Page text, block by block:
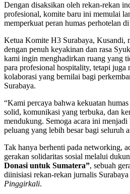
Dengan disaksikan oleh rekan-rekan
profesional, komite baru ini memulai
memperkuat peran humas perhotelan
Ketua Komite H3 Surabaya, Kusandi,
dengan penuh keyakinan dan rasa
kami ingin menghadirkan ruang yang
para profesional hospitality, tetapi juga
kolaborasi yang bernilai bagi
Surabaya.
“Kami percaya bahwa kekuatan
solid, komunikasi yang terbuka, dan
mendukung. Semoga acara ini
peluang yang lebih besar bagi seluruh
Tak hanya berhenti pada networking,
gerakan solidaritas sosial melalui
Donasi untuk Sumatera”, sebuah
diinisiasi rekan-rekan jurnalis
Pinggirkali.